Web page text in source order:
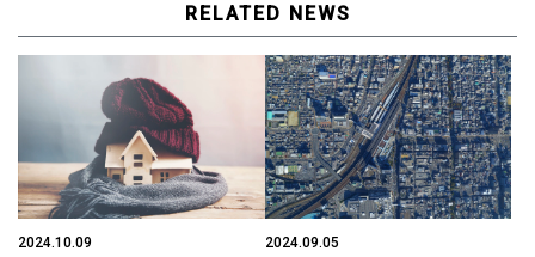
RELATED NEWS
2024.10.09 2024.09.05